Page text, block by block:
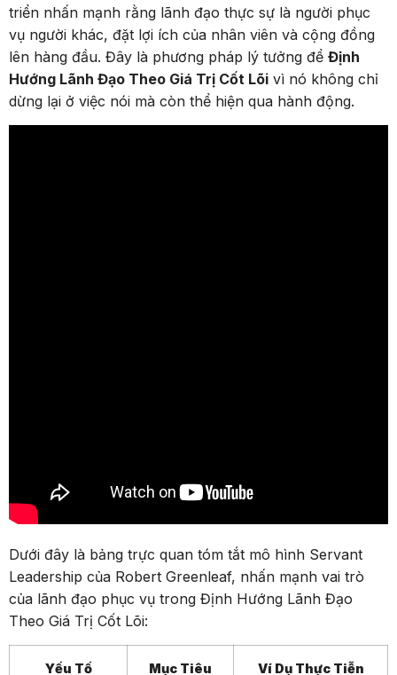
triển nhấn mạnh rằng lãnh đạo thực sự là người phục
vụ người khác, đặt lợi ích của nhân viên và cộng đồng
lên hàng đầu. Đây là phương pháp lý tưởng để Định
Hướng Lãnh Đạo Theo Giá Trị Cốt Lõi vì nó không chỉ
dừng lại ở việc nói mà còn thể hiện qua hành động.
Dưới đây là bảng trực quan tóm tắt mô hình Servant
Leadership của Robert Greenleaf, nhấn mạnh vai trò
của lãnh đạo phục vụ trong Định Hướng Lãnh Đạo
Theo Giá Trị Cốt Lõi:
Yếu Tố Mục Tiêu Ví Dụ Thực Tiễn